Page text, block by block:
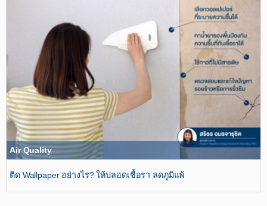
Air Quality
ติด Wallpaper อย่างไร? ให้ปลอดเชื้อรา ลดภูมิแพ้